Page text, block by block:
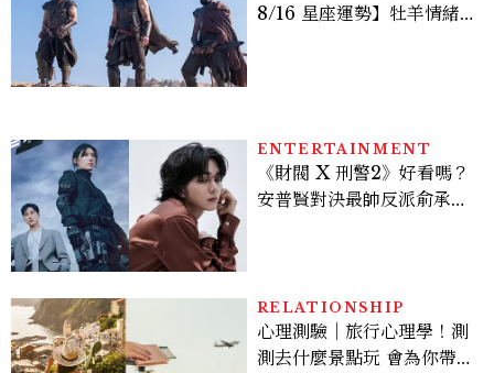
8/16 星座運勢】牡羊情緒
ENTERTAINMENT
《財閥 X 刑警2》好看嗎？
安普賢對決最帥反派俞承
多大？
RELATIONSHIP
心理測驗｜旅行心理學！測
測去什麼景點玩 會為你帶來